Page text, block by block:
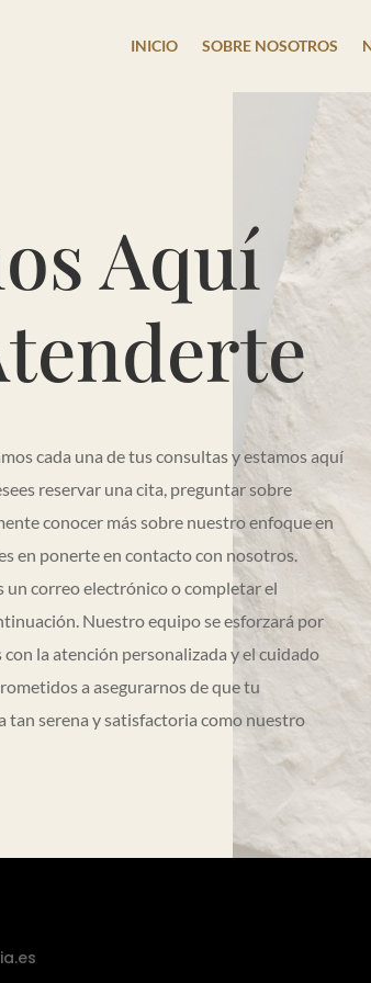
INICIO SOBRE NOSOTROS
Aquí
cada una de tus consultas y estamos aquí
reservar una cita, preguntar sobre
conocer más sobre nuestro enfoque en
en ponerte en contacto con nosotros.
un correo electrónico o completar el
Nuestro equipo se esforzará por
la atención personalizada y el cuidado
a asegurarnos de que tu
tan serena y satisfactoria como nuestro